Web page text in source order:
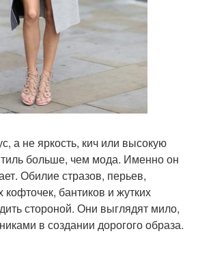
а не яркость, кич или высокую
больше, чем мода. Именно он
Обилие стразов, перьев,
бантиков и жутких
стороной. Они выглядят мило,
в создании дорогого образа.